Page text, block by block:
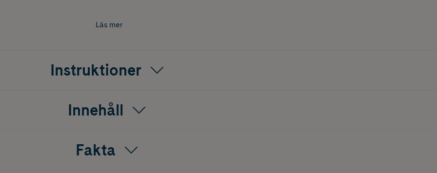
i material som både är återvunna och återvinningsbara. Lumene Nordic
7 dagars daglig användning.
Läs mer
Instruktioner
Innehåll
Fakta